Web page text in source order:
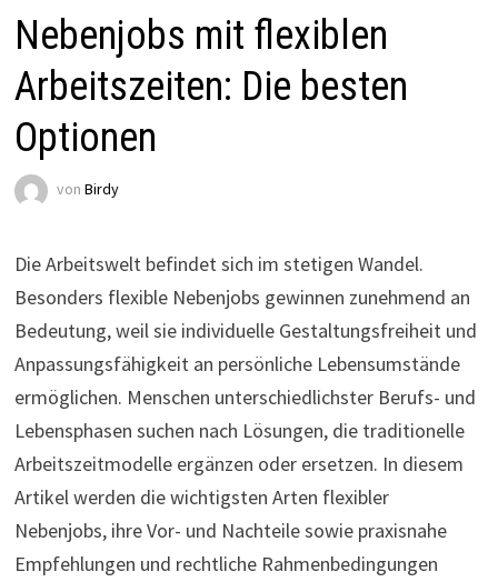
Nebenjobs mit flexiblen
Arbeitszeiten: Die besten
Optionen
von Birdy
Die Arbeitswelt befindet sich im stetigen Wandel.
Besonders flexible Nebenjobs gewinnen zunehmend an
Bedeutung, weil sie individuelle Gestaltungsfreiheit und
Anpassungsfähigkeit an persönliche Lebensumstände
ermöglichen. Menschen unterschiedlichster Berufs- und
Lebensphasen suchen nach Lösungen, die traditionelle
Arbeitszeitmodelle ergänzen oder ersetzen. In diesem
Artikel werden die wichtigsten Arten flexibler
Nebenjobs, ihre Vor- und Nachteile sowie praxisnahe
Empfehlungen und rechtliche Rahmenbedingungen